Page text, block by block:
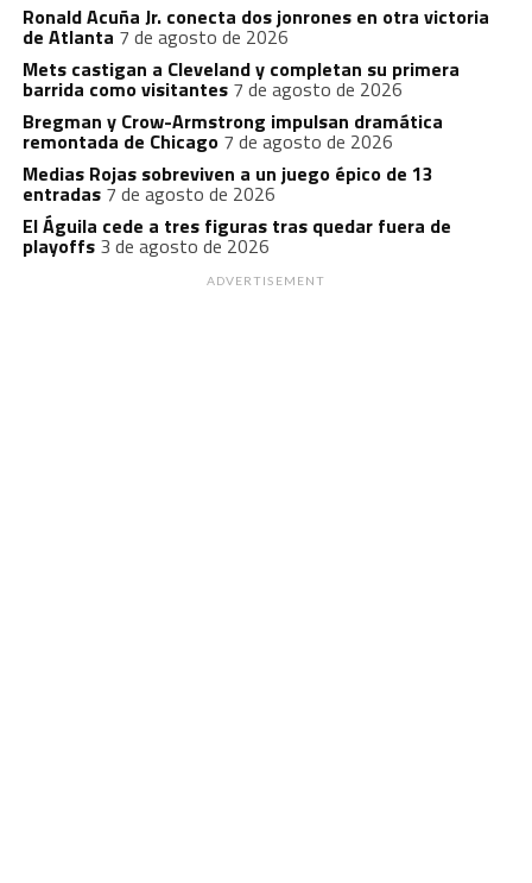
Ronald Acuña Jr. conecta dos jonrones en otra victoria
de Atlanta 7 de agosto de 2026
Mets castigan a Cleveland y completan su primera
barrida como visitantes 7 de agosto de 2026
Bregman y Crow-Armstrong impulsan dramática
remontada de Chicago 7 de agosto de 2026
Medias Rojas sobreviven a un juego épico de 13
entradas 7 de agosto de 2026
El Águila cede a tres figuras tras quedar fuera de
playoffs 3 de agosto de 2026
ADVERTISEMENT